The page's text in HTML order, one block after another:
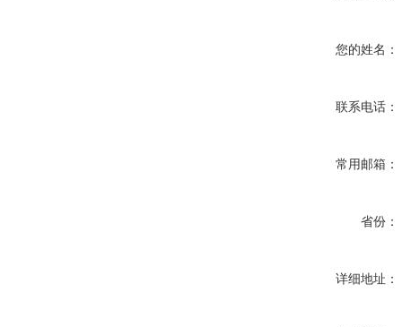
您的姓名：
联系电话：
常用邮箱：
省份：
详细地址：